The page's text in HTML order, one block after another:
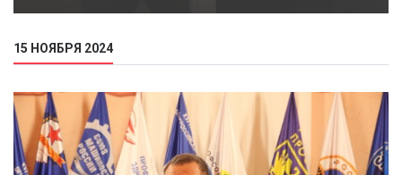
15 НОЯБРЯ 2024